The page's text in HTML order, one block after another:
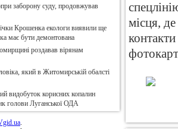
заборону суду, продовжував
Крошенка екологи виявили ще
має бути демонтована
роздавав вірянам
який в Житомирській обалсті
видобуток корисних копалин
голови Луганської ОДА
.
місця,